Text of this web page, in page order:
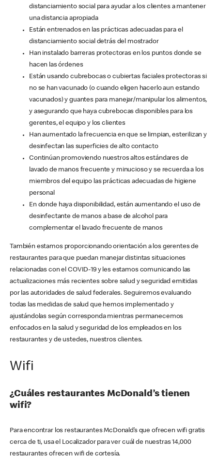
distanciamiento social para ayudar a los clientes a mantener
una distancia apropiada
Están entrenados en las prácticas adecuadas para el
distanciamiento social detrás del mostrador
Han instalado barreras protectoras en los puntos donde se
hacen las órdenes
Están usando cubrebocas o cubiertas faciales protectoras si
no se han vacunado (o cuando eligen hacerlo aun estando
vacunados) y guantes para manejar/manipular los alimentos,
y asegurando que haya cubrebocas disponibles para los
gerentes, el equipo y los clientes
Han aumentado la frecuencia en que se limpian, esterilizan y
desinfectan las superficies de alto contacto
Continúan promoviendo nuestros altos estándares de
lavado de manos frecuente y minucioso y se recuerda a los
miembros del equipo las prácticas adecuadas de higiene
personal
En donde haya disponibilidad, están aumentando el uso de
desinfectante de manos a base de alcohol para
complementar el lavado frecuente de manos
También estamos proporcionando orientación a los gerentes de
restaurantes para que puedan manejar distintas situaciones
relacionadas con el COVID-19 y les estamos comunicando las
actualizaciones más recientes sobre salud y seguridad emitidas
por las autoridades de salud federales. Seguiremos evaluando
todas las medidas de salud que hemos implementado y
ajustándolas según corresponda mientras permanecemos
enfocados en la salud y seguridad de los empleados en los
restaurantes y de ustedes, nuestros clientes.
Wifi
¿Cuáles restaurantes McDonald’s tienen
wifi?
Para encontrar los restaurantes McDonald’s que ofrecen wifi gratis
cerca de ti, usa el Localizador para ver cuál de nuestras 14,000
restaurantes ofrecen wifi de cortesía.